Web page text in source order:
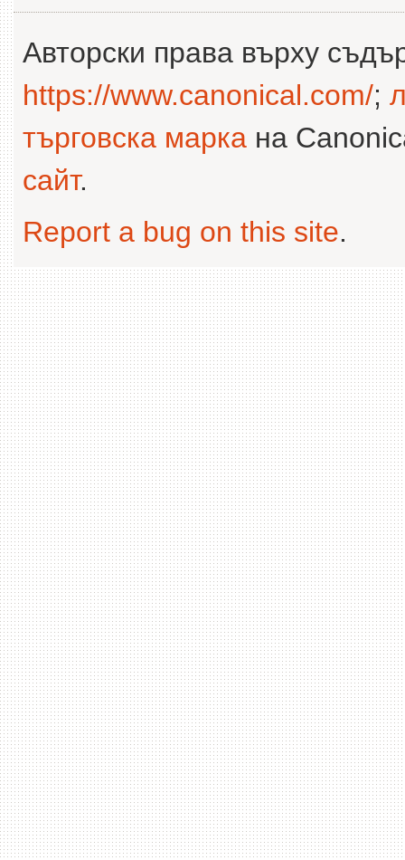
Авторски права върху
https://www.canonical.com/;
търговска марка на
сайт.
Report a bug on this site.